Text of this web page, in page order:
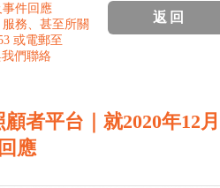
件回應
務、甚至所關
或電郵至
我們聯絡
返回
顧者平台｜就2020年12月
應